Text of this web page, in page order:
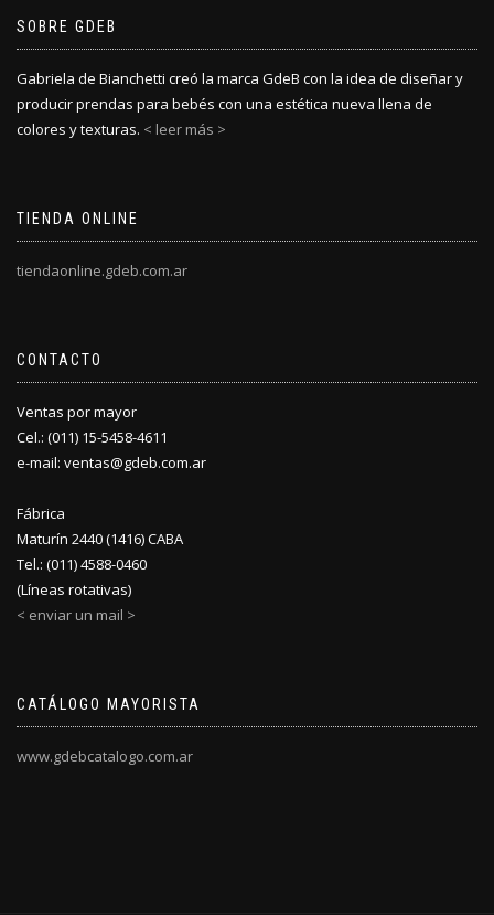
SOBRE GDEB
Gabriela de Bianchetti creó la marca GdeB con la idea de diseñar y
producir prendas para bebés con una estética nueva llena de
colores y texturas. < leer más >
TIENDA ONLINE
tiendaonline.gdeb.com.ar
CONTACTO
Ventas por mayor
Cel.: (011) 15-5458-4611
e-mail: ventas@gdeb.com.ar
Fábrica
Maturín 2440 (1416) CABA
Tel.: (011) 4588-0460
(Líneas rotativas)
< enviar un mail >
CATÁLOGO MAYORISTA
www.gdebcatalogo.com.ar